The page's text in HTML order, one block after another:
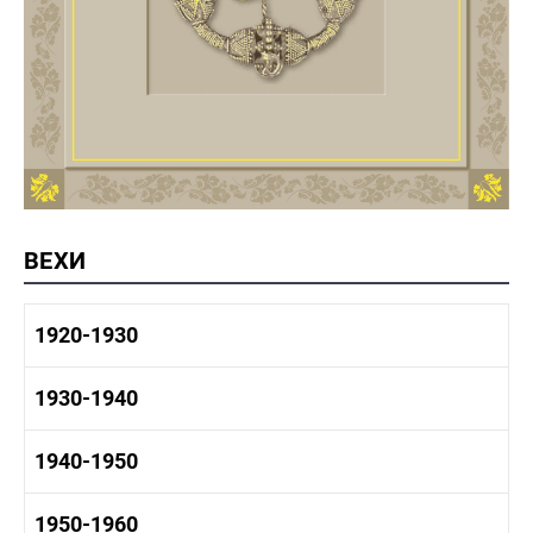
ВЕХИ
1920-1930
1920-1930 история
1920-1930 культура
1930-1940
1930-1940 история
1930-1940 культура
1940-1950
1940-1950 быт
1950-1960